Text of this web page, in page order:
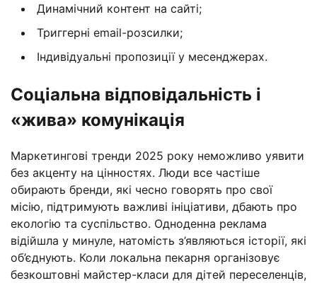
Динамічний контент на сайті;
Триггерні email-розсилки;
Індивідуальні пропозиції у месенджерах.
Соціальна відповідальність і
«жива» комунікація
Маркетингові тренди 2025 року неможливо уявити
без акценту на цінностях. Люди все частіше
обирають бренди, які чесно говорять про свої
місію, підтримують важливі ініціативи, дбають про
екологію та суспільство. Одноденна реклама
відійшла у минуле, натомість з’являються історії, які
об’єднують. Коли локальна пекарня організовує
безкоштовні майстер-класи для дітей переселенців,